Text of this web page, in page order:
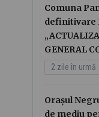
Comuna
definitivare
GENERAL
2 zile în urmă
Orașul
de mediu